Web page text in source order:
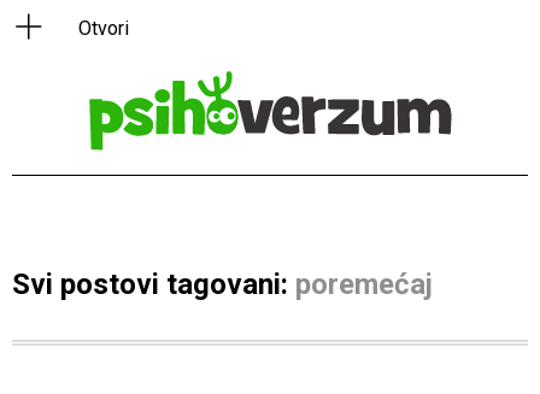
Svi postovi tagovani: poremećaj